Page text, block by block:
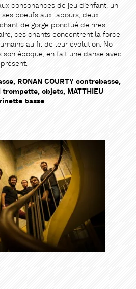
consonances de jeu d’enfant, un
boeufs aux labours, deux
de gorge ponctué de rires.
ces chants concentrent la force
au fil de leur évolution. No
son époque, en fait une danse avec
RONAN COURTY contrebasse,
trompette, objets, MATTHIEU
basse